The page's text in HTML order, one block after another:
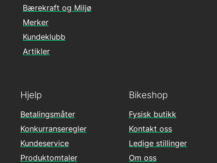
Hjelp
Betalingsmåter
Konkurranseregler
Kundeservice
Produktomtaler
Bærekraft og Miljø
Merker
Kundeklubb
Artikler
Bikeshop
Fysisk butikk
Kontakt oss
Ledige stillinger
Om oss